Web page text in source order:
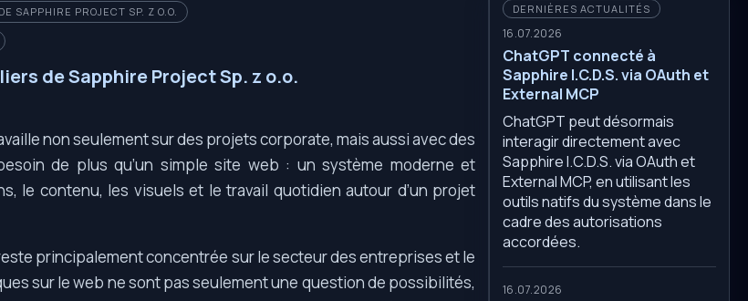
SAPPHIRE PROJECT SP. Z O.O.
de Sapphire Project Sp. z o.o.
non seulement sur des projets corporate, mais aussi avec des
de plus qu’un simple site web : un système moderne et
le contenu, les visuels et le travail quotidien autour d’un projet
principalement concentrée sur le secteur des entreprises et le
sur le web ne sont pas seulement une question de possibilités,
DERNIÈRES ACTUALITÉS
16.07.2026
ChatGPT connecté à
Sapphire I.C.D.S. via OAuth et
External MCP
ChatGPT peut désormais
interagir directement avec
Sapphire I.C.D.S. via OAuth et
External MCP, en utilisant les
outils natifs du système dans le
cadre des autorisations
accordées.
16.07.2026